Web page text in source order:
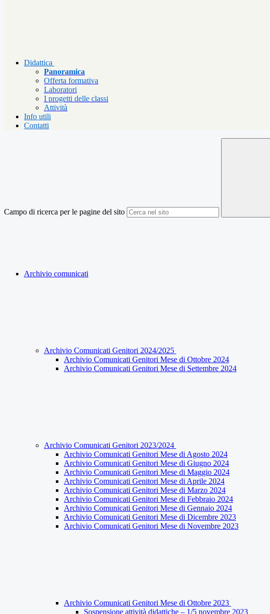
Didattica
Panoramica
Offerta formativa
Laboratori
I progetti delle classi
Attività
Info utili
Contatti
Campo di ricerca per le pagine del sito
Archivio comunicati
Archivio Comunicati Genitori 2024/2025
Archivio Comunicati Genitori Mese di Ottobre 2024
Archivio Comunicati Genitori Mese di Settembre 2024
Archivio Comunicati Genitori 2023/2024
Archivio Comunicati Genitori Mese di Agosto 2024
Archivio Comunicati Genitori Mese di Giugno 2024
Archivio Comunicati Genitori Mese di Maggio 2024
Archivio Comunicati Genitori Mese di Aprile 2024
Archivio Comunicati Genitori Mese di Marzo 2024
Archivio Comunicati Genitori Mese di Febbraio 2024
Archivio Comunicati Genitori Mese di Gennaio 2024
Archivio Comunicati Genitori Mese di Dicembre 2023
Archivio Comunicati Genitori Mese di Novembre 2023
Archivio Comunicati Genitori Mese di Ottobre 2023
Sospensione attività didattiche – 1/5 novembre 2023